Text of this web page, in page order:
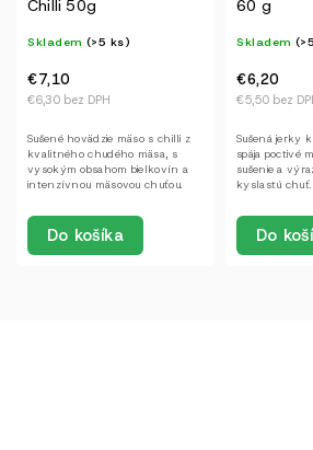
s chilli z
mäsa, s
a
chuťou.
Skladem
€5,50 bez DPH
Sušená jerky klobása Worcester
spája poctivé mäso, tradičné
sušenie a výraznú, jemne
kyslastú chuť.